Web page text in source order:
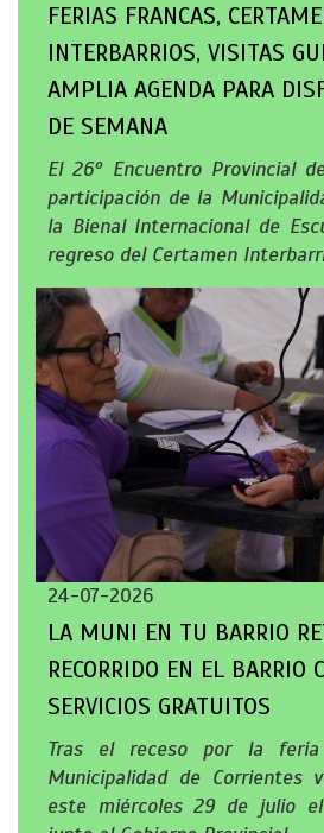
FERIAS FRANCAS,
INTERBARRIOS, VISITAS
AMPLIA AGENDA PARA
DE SEMANA
El 26º Encuentro Provincial
participación de la
la Bienal Internacional de
regreso del Certamen
24-07-2026
LA MUNI EN TU BARRIO
RECORRIDO EN EL BARRIO
SERVICIOS GRATUITOS
Tras el receso por la feria
Municipalidad de Corrientes
este miércoles 29 de julio